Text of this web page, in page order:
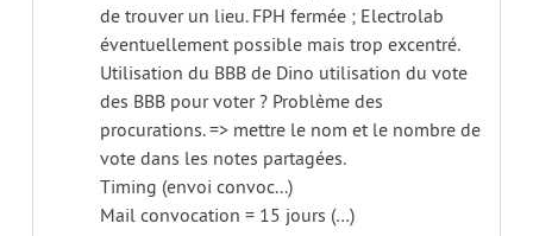
de trouver un lieu. FPH fermée ; Electrolab
éventuellement possible mais trop excentré.
Utilisation du BBB de Dino utilisation du vote
des BBB pour voter ? Problème des
procurations. => mettre le nom et le nombre de
vote dans les notes partagées.
Timing (envoi convoc...)
Mail convocation = 15 jours (…)